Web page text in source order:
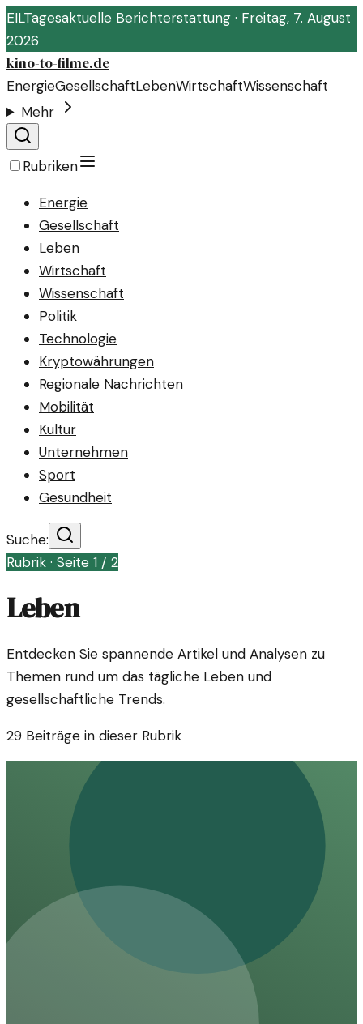
EILTagesaktuelle Berichterstattung · Freitag, 7. August
2026
kino-to-filme.de
EnergieGesellschaftLebenWirtschaftWissenschaft
Mehr
Rubriken
Energie
Gesellschaft
Leben
Wirtschaft
Wissenschaft
Politik
Technologie
Kryptowährungen
Regionale Nachrichten
Mobilität
Kultur
Unternehmen
Sport
Gesundheit
Suche:
Rubrik · Seite 1 / 2
Leben
Entdecken Sie spannende Artikel und Analysen zu
Themen rund um das tägliche Leben und
gesellschaftliche Trends.
29 Beiträge in dieser Rubrik